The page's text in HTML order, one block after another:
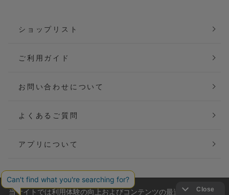
ショップリスト
ご利用ガイド
お問い合わせについて
よくあるご質問
アプリについて
当サイトでは利用体験の向上およびコンテンツの最適な提供、ト